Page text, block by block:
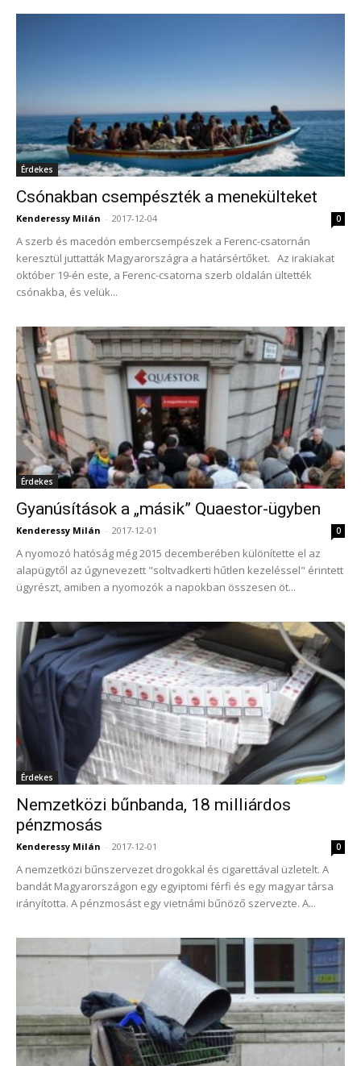
Érdekes
Csónakban csempészték a menekülteket
Kenderessy Milán - 2017-12-04 0
A szerb és macedón embercsempészek a Ferenc-csatornán
keresztül juttatták Magyarországra a határsértőket. Az irakiakat
október 19-én este, a Ferenc-csatorna szerb oldalán ültették
csónakba, és velük...
Érdekes
Gyanúsítások a „másik” Quaestor-ügyben
Kenderessy Milán - 2017-12-01 0
A nyomozó hatóság még 2015 decemberében különítette el az
alapügytől az úgynevezett "soltvadkerti hűtlen kezeléssel" érintett
ügyrészt, amiben a nyomozók a napokban összesen öt...
Érdekes
Nemzetközi bűnbanda, 18 milliárdos
pénzmosás
Kenderessy Milán - 2017-12-01 0
A nemzetközi bűnszervezet drogokkal és cigarettával üzletelt. A
bandát Magyarországon egy egyiptomi férfi és egy magyar társa
irányította. A pénzmosást egy vietnámi bűnöző szervezte. A...